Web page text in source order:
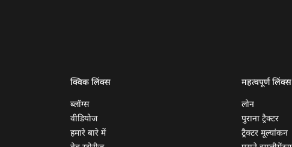
क्विक लिंक्स
ब्लॉग्स
वीडियोज
हमारे बारे में
महत्वपूर्ण लिंक्स
लोन
पुराना ट्रैक्टर
ट्रैक्टर मूल्यांकन